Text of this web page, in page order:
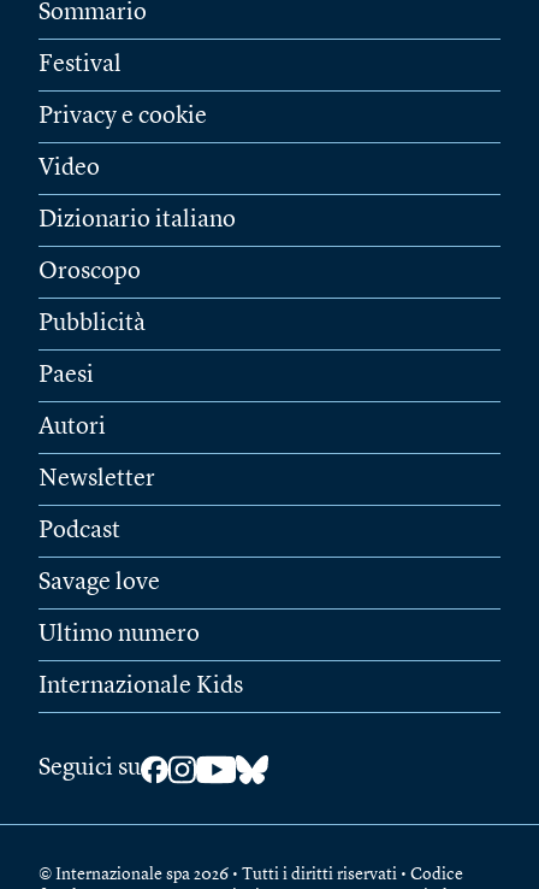
Sommario
Festival
Privacy e cookie
Video
Dizionario italiano
Oroscopo
Pubblicità
Paesi
Autori
Newsletter
Podcast
Savage love
Ultimo numero
Internazionale Kids
Seguici su
© Internazionale spa 2026 • Tutti i diritti riservati • Codice